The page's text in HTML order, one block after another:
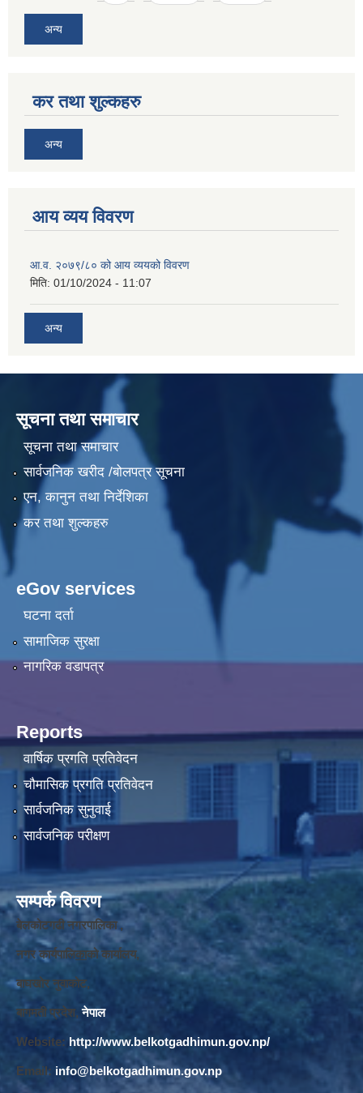
अन्य
कर तथा शुल्कहरु
अन्य
आय व्यय विवरण
आ.व. २०७९/८० को आय व्ययको विवरण
मिति: 01/10/2024 - 11:07
अन्य
सूचना तथा समाचार
सूचना तथा समाचार
सार्वजनिक खरीद /बोलपत्र सूचना
एन, कानुन तथा निर्देशिका
कर तथा शुल्कहरु
eGov services
घटना दर्ता
सामाजिक सुरक्षा
नागरिक वडापत्र
Reports
वार्षिक प्रगति प्रतिवेदन
चौमासिक प्रगति प्रतिवेदन
सार्वजनिक सुनुवाई
सार्वजनिक परीक्षण
सम्पर्क विवरण
बेलकोटगढी नगरपालिका ,
नगर कार्यपालिकाको कार्यालय,
बाघखोर नुवाकोट,
बागमती प्रदेश, नेपाल
Website: http://www.belkotgadhimun.gov.np/
Email: info@belkotgadhimun.gov.np